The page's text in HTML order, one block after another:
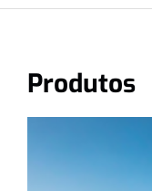
Produtos